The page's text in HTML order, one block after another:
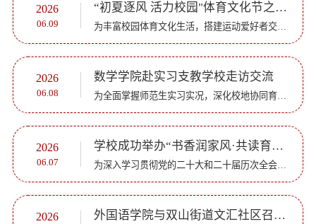
2026
06.09
“初夏逐风 活力校园"体育文化节之匹克球交流赛圆满举办
为丰富校园体育文化生活，搭建运动爱好者交流切磋的平台，践行“以赛促学、以赛促练、以赛育人”理念，近日，齐鲁师范学院“初夏逐风 活力校园”体育文化节系列活动之“执拍逐梦，以球会友”匹克球交流赛于6月8日...
2026
06.08
数学学院赴实习支教学校走访交流
为全面掌握师范生实习实况，深化校地协同育人机制，5月19日至6月7日，数学学院领导班子带队，分赴省内多地及新疆麦盖提县实习支教学校，看望慰问实习学生，并围绕教学实践能力提升和支教效果长效化与各校展开深入...
2026
06.07
学校成功举办“书香润家风·共读育初心”亲子阅读活动
为深入学习贯彻党的二十大和二十届历次全会精神，紧扣全民阅读工作要求，立足书香校园与家风建设，丰富我校教职工家庭文化生活，建设书香校园、培育优良家风，校工会、妇委会以线上线下联动形式，举办了 “书香润...
2026 外国语学院与双山街道文汇社区召开共建交流会